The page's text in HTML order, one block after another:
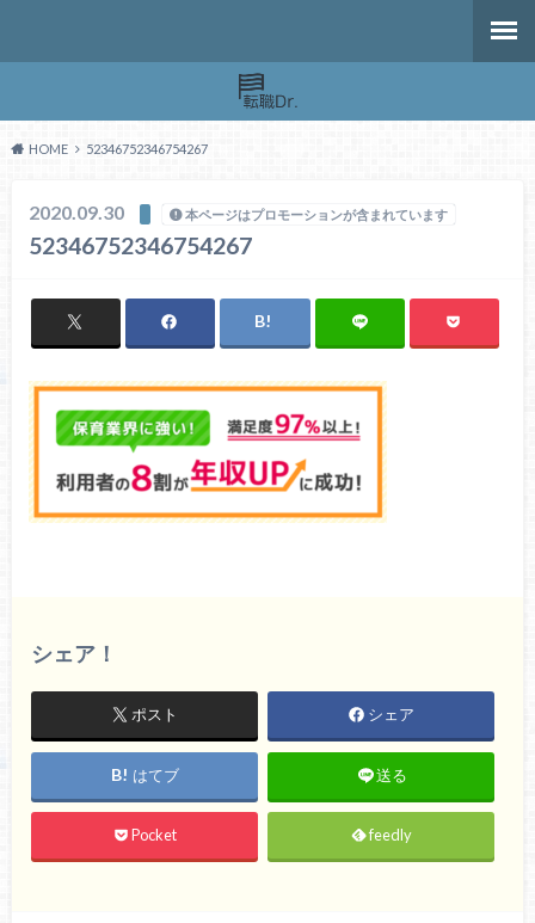
HOME 52346752346754267
2020.09.30 本ページはプロモーションが含まれています
52346752346754267
シェア！
ポスト シェア
はてブ 送る
Pocket feedly